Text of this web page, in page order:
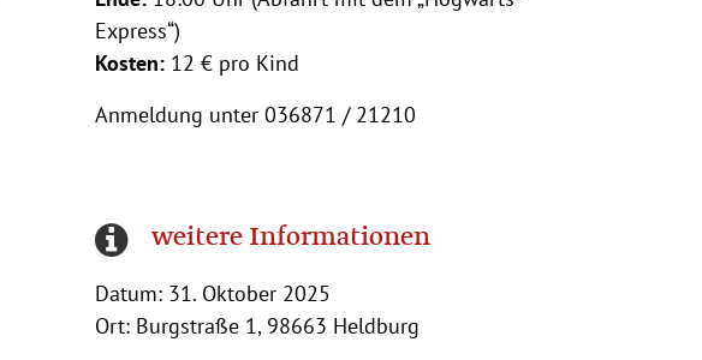
Express“)
Kosten: 12 € pro Kind
Anmeldung unter 036871 / 21210
weitere Informationen
Datum: 31. Oktober 2025
Ort: Burgstraße 1, 98663 Heldburg